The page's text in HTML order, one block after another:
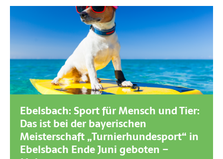
Ebelsbach: Sport für Mensch und Tier:
Das ist bei der bayerischen
Meisterschaft „Turnierhundesport“ in
Ebelsbach Ende Juni geboten –